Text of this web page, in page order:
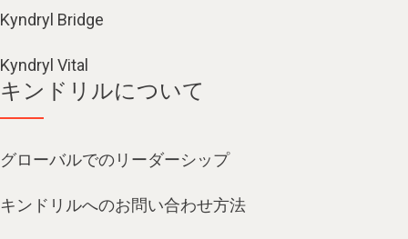
Kyndryl Bridge
Kyndryl Vital
キンドリルについて
グローバルでのリーダーシップ
キンドリルへのお問い合わせ方法